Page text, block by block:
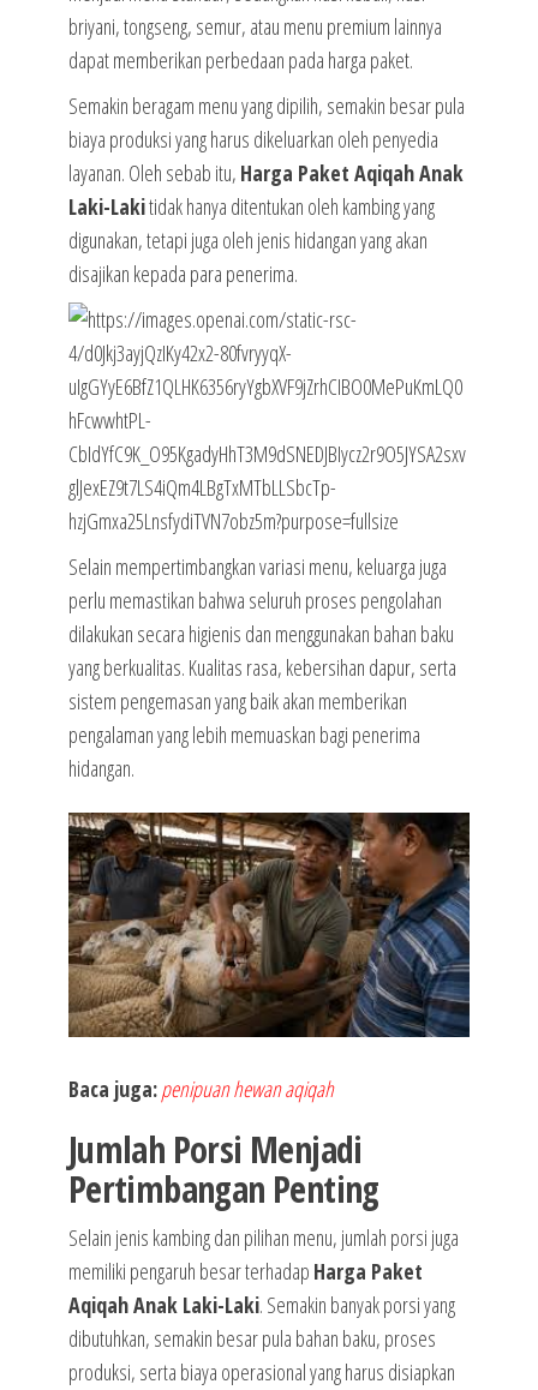
briyani, tongseng, semur, atau menu premium lainnya
dapat memberikan perbedaan pada harga paket.
Semakin beragam menu yang dipilih, semakin besar pula
biaya produksi yang harus dikeluarkan oleh penyedia
layanan. Oleh sebab itu, Harga Paket Aqiqah Anak
Laki-Lakitidak hanya ditentukan oleh kambing yang
digunakan, tetapi juga oleh jenis hidangan yang akan
disajikan kepada para penerima.
Selain mempertimbangkan variasi menu, keluarga juga
perlu memastikan bahwa seluruh proses pengolahan
dilakukan secara higienis dan menggunakan bahan baku
yang berkualitas. Kualitas rasa, kebersihan dapur, serta
sistem pengemasan yang baik akan memberikan
pengalaman yang lebih memuaskan bagi penerima
hidangan.
Baca juga:penipuan hewan aqiqah
Jumlah Porsi Menjadi
Pertimbangan Penting
Selain jenis kambing dan pilihan menu, jumlah porsi juga
memiliki pengaruh besar terhadap Harga Paket
Aqiqah Anak Laki-Laki. Semakin banyak porsi yang
dibutuhkan, semakin besar pula bahan baku, proses
produksi, serta biaya operasional yang harus disiapkan